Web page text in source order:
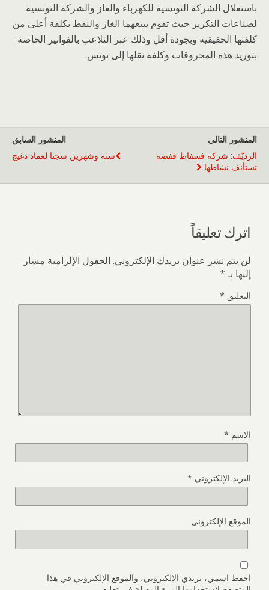
باستغلال الشركة التونسية للكهرباء والغاز والشركة التونسية
لصناعات التكرير حيث تقوم ببيعهما الغاز والنفط بكلفة أعلى من
كلفتها الحقيقية وبجودة أقل وذلك عبر التلاعب بالفواتير الخاصة
بتوريد هذه المحروقات وكلفة نقلها إلى تونس.
المنشور السابق
سنة وشهرين سجنا لعماد دغيج
المنشور التالي
الرديّف: شركة فسفاط قفصة
تستأنف نشاطها
اترك تعليقاً
لن يتم نشر عنوان بريدك الإلكتروني. الحقول الإلزامية مشار
إليها بـ*
التعليق *
الاسم *
البريد الإلكتروني *
الموقع الإلكتروني
احفظ اسمي، بريدي الإلكتروني، والموقع الإلكتروني في هذا